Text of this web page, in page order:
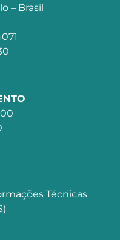
– Brasil
Técnicas